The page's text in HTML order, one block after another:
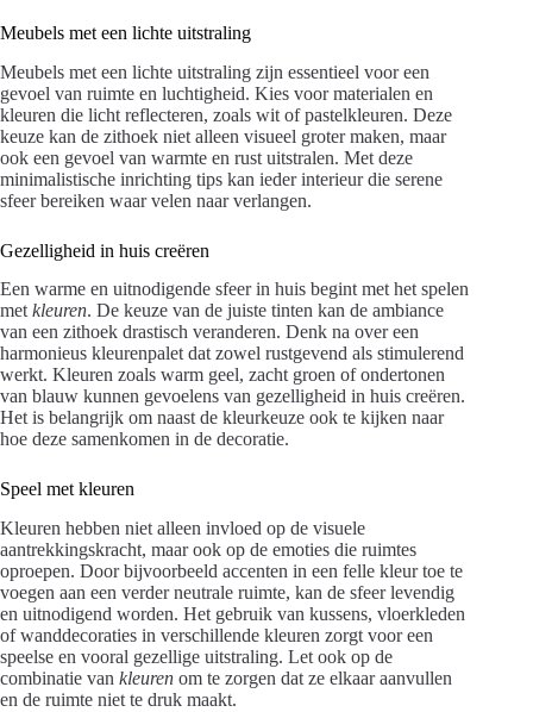
Meubels met een lichte uitstraling
Meubels met een lichte uitstraling zijn essentieel voor een
gevoel van ruimte en luchtigheid. Kies voor materialen en
kleuren die licht reflecteren, zoals wit of pastelkleuren. Deze
keuze kan de zithoek niet alleen visueel groter maken, maar
ook een gevoel van warmte en rust uitstralen. Met deze
minimalistische inrichting tips kan ieder interieur die serene
sfeer bereiken waar velen naar verlangen.
Gezelligheid in huis creëren
Een warme en uitnodigende sfeer in huis begint met het spelen
met kleuren. De keuze van de juiste tinten kan de ambiance
van een zithoek drastisch veranderen. Denk na over een
harmonieus kleurenpalet dat zowel rustgevend als stimulerend
werkt. Kleuren zoals warm geel, zacht groen of ondertonen
van blauw kunnen gevoelens van gezelligheid in huis creëren.
Het is belangrijk om naast de kleurkeuze ook te kijken naar
hoe deze samenkomen in de decoratie.
Speel met kleuren
Kleuren hebben niet alleen invloed op de visuele
aantrekkingskracht, maar ook op de emoties die ruimtes
oproepen. Door bijvoorbeeld accenten in een felle kleur toe te
voegen aan een verder neutrale ruimte, kan de sfeer levendig
en uitnodigend worden. Het gebruik van kussens, vloerkleden
of wanddecoraties in verschillende kleuren zorgt voor een
speelse en vooral gezellige uitstraling. Let ook op de
combinatie van kleuren om te zorgen dat ze elkaar aanvullen
en de ruimte niet te druk maakt.